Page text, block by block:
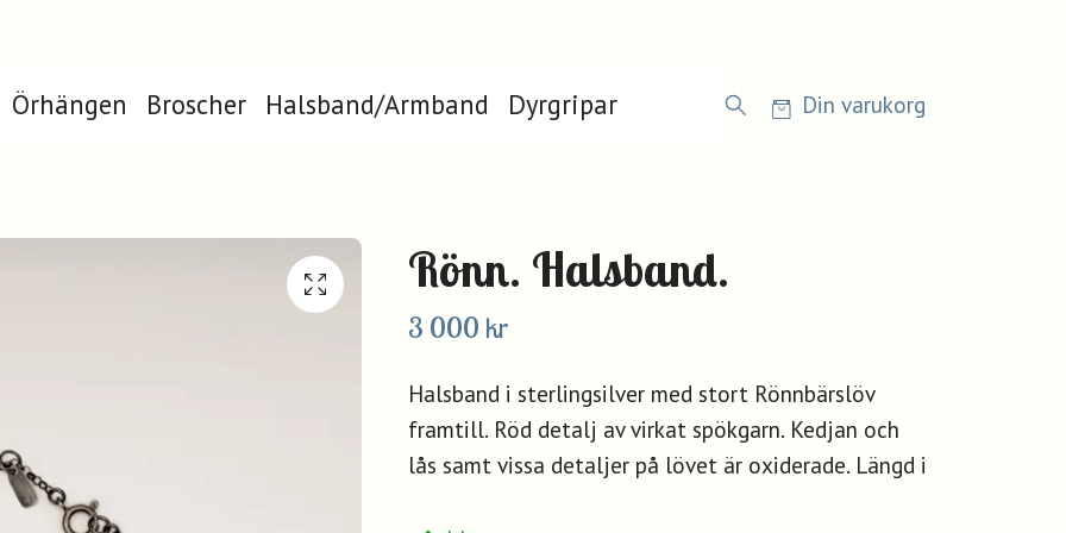
Örhängen Broscher Halsband/Armband Dyrgripar Din varukorg
Rönn. Halsband.
3 000 kr
Halsband i sterlingsilver med stort Rönnbärslöv
framtill. Röd detalj av virkat spökgarn. Kedjan och
lås samt vissa detaljer på lövet är oxiderade. Längd i